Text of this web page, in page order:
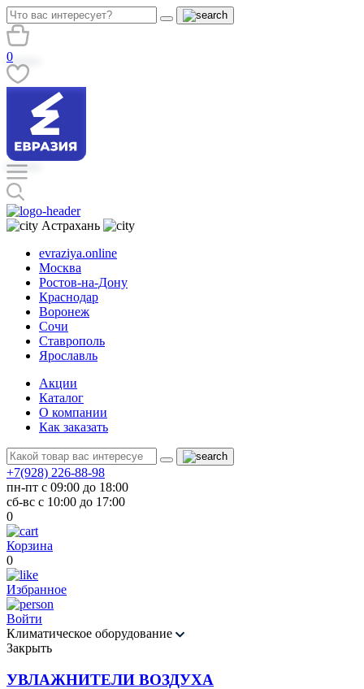
0
Астрахань
evraziya.online
Москва
Ростов-на-Дону
Краснодар
Воронеж
Сочи
Ставрополь
Ярославль
Акции
Каталог
О компании
Как заказать
+7(928) 226-88-98
пн-пт с 09:00 до 18:00
сб-вс с 10:00 до 17:00
0
Корзина
0
Избранное
Войти
Климатическое оборудование
Закрыть
УВЛАЖНИТЕЛИ ВОЗДУХА